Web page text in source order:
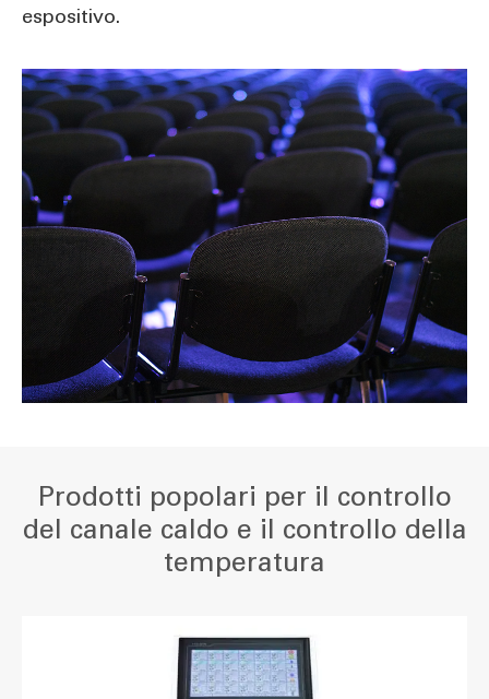
espositivo.
Prodotti popolari per il controllo
del canale caldo e il controllo della
temperatura